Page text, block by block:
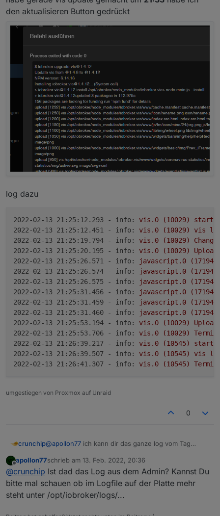
den aktualisieren Button gedrückt
log dazu
2022-02-13 21:25:12.293 - info: vis.0 (10029)
2022-02-13 21:25:12.451 - info:
vis.0 (10029) vis
2022-02-13 21:25:19.794 - info:
vis.0 (10029)
2022-02-13 21:25:20.195 - info:
vis.0 (10029)
Upload
2022-02-13 21:25:26.571 - info:
javascript.0
(17194)
2022-02-13 21:25:26.574 - info:
javascript.0
(17194)
2022-02-13 21:25:26.575 - info:
javascript.0
(17194)
2022-02-13 21:25:31.456 - info:
javascript.0
(17194)
2022-02-13 21:25:31.459 - info:
javascript.0
(17194)
2022-02-13 21:25:31.460 - info:
javascript.0
(17194)
2022-02-13 21:25:53.194 - info:
vis.0 (10029)
2022-02-13 21:25:53.706 - info:
vis.0 (10029)
2022-02-13 21:26:39.217 - info:
vis.0 (10545)
2022-02-13 21:26:39.507 - info:
vis.0 (10545) vis
2022-02-13 21:26:41.307 - info:
vis.0 (10545)
umgestiegen von Proxmox auf Unraid
0
crunchip@apollon77 ich kann dir das ganze log vom Tag
habe gerade vis update gemacht um
den aktualisieren Button gedrückt
log dazu
2022-02-13 21:25:12.293 - info: vis.0
apollon77schrieb am 13. Feb. 2022, 20:36
zuletzt editiert von
@crunchip Ist dad das Log aus dem Admin? Kannst Du
bitte mal schauen ob im Logfile auf der Platte mehr
steht unter /opt/iobroker/logs/...